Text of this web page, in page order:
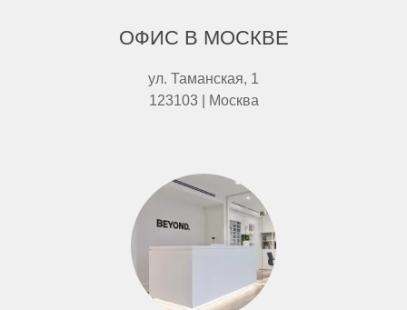
ОФИС В МОСКВЕ
ул. Таманская, 1
123103 | Москва